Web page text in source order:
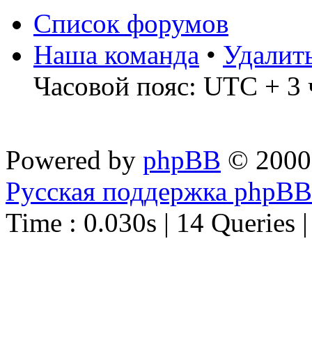
Список форумов
Наша команда •
Часовой пояс: UTC + 3
Powered by phpBB ©
Русская поддержка phpBB
Time : 0.030s | 14 Queries